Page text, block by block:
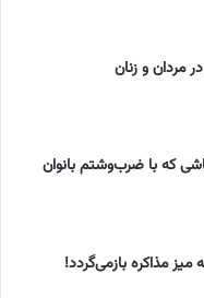
مردان و زنان
که با ضرب‌وشتم بانوان
مذاکره بازمی‌گردد!